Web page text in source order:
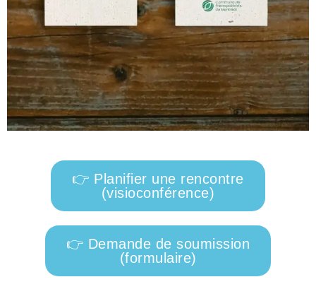
👉 Planifier une rencontre
(visioconférence)
👉 Demande de soumission
(formulaire)